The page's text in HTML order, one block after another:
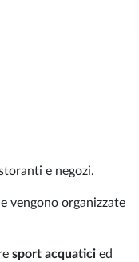
e negozi.
vengono organizzate
sport acquatici ed